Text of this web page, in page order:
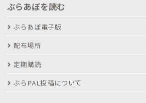
ぶらあぼを読む
ぶらあぼ電子版
配布場所
定期購読
ぶらPAL投稿について